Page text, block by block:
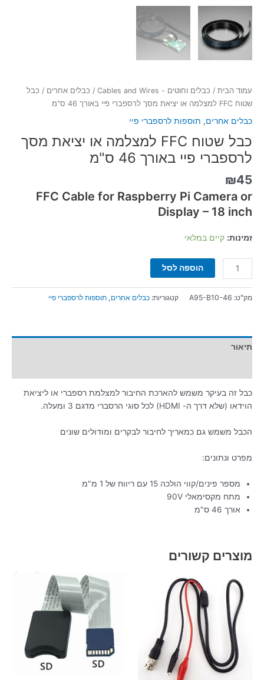
עמוד הבית / כבלים וחוטים - Cables and Wires / כבלים אחרים / כבל
שטוח FFC למצלמה או יציאת מסך לרספברי פיי באורך 46 ס"מ
כבלים אחרים, תוספות לרספברי פיי
כבל שטוח FFC למצלמה או יציאת מסך
לרספברי פיי באורך 46 ס"מ
₪45
FFC Cable for Raspberry Pi Camera or
Display – 18 inch
זמינות: קיים במלאי
הוספה לסל
מק"ט: A95-B10-46 קטגוריות: כבלים אחרים , תוספות לרספברי פיי
תיאור
כבל זה בעיקר משמש להארכת החיבור למצלמת רספברי או ליציאת
הוידאו (שלא דרך ה- HDMI) לכל סוגי הרסברי מדגם 3 ומעלה.
הכבל משמש גם כמאריך לחיבור לבקרים ומודולים שונים
מפרט ונתונים:
מספר פינים/קווי הולכה 15 עם ריווח של 1 מ"מ
מתח מקסימאלי 90V
אורך 46 ס"מ
מוצרים קשורים